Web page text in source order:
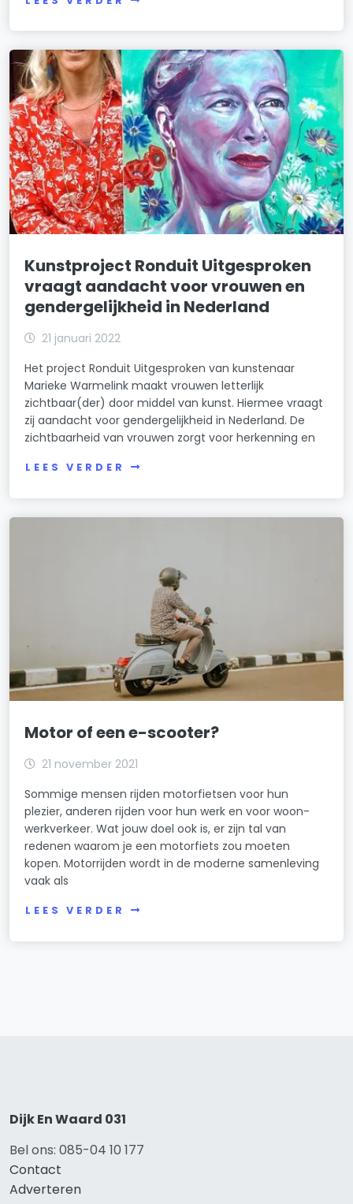
Kunstproject Ronduit Uitgesproken
vraagt aandacht voor vrouwen en
gendergelijkheid in Nederland
21 januari 2022
Het project Ronduit Uitgesproken van kunstenaar
Marieke Warmelink maakt vrouwen letterlijk
zichtbaar(der) door middel van kunst. Hiermee vraagt
zij aandacht voor gendergelijkheid in Nederland. De
zichtbaarheid van vrouwen zorgt voor herkenning en
LEES VERDER
Motor of een e-scooter?
21 november 2021
Sommige mensen rijden motorfietsen voor hun
plezier, anderen rijden voor hun werk en voor woon-
werkverkeer. Wat jouw doel ook is, er zijn tal van
redenen waarom je een motorfiets zou moeten
kopen. Motorrijden wordt in de moderne samenleving
vaak als
LEES VERDER
Dijk En Waard 031
Bel ons: 085-04 10 177
Contact
Adverteren